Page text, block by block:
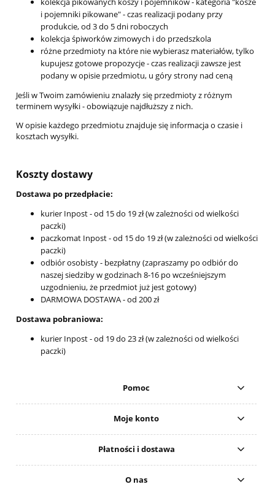
i pojemniki pikowane" - czas realizacji podany przy
produkcie, od 3 do 5 dni roboczych
kolekcja śpiworków zimowych i do przedszkola
różne przedmioty na które nie wybierasz materiałów, tylko
kupujesz gotowe propozycje - czas realizacji zawsze jest
podany w opisie przedmiotu, u góry strony nad ceną
Jeśli w Twoim zamówieniu znalazły się przedmioty z różnym
terminem wysyłki - obowiązuje najdłuższy z nich.
W opisie każdego przedmiotu znajduje się informacja o czasie i
kosztach wysyłki.
Koszty dostawy
Dostawa po przedpłacie:
kurier Inpost - od 15 do 19 zł (w zależności od wielkości
paczki)
paczkomat Inpost - od 15 do 19 zł (w zależności od wielkości
paczki)
odbiór osobisty - bezpłatny (zapraszamy po odbiór do
naszej siedziby w godzinach 8-16 po wcześniejszym
uzgodnieniu, że przedmiot już jest gotowy)
DARMOWA DOSTAWA - od 200 zł
Dostawa pobraniowa:
kurier Inpost - od 19 do 23 zł (w zależności od wielkości
paczki)
Pomoc
Moje konto
Płatności i dostawa
O nas